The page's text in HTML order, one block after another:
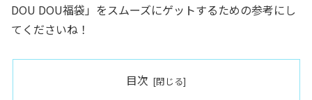
DOU DOU福袋」をスムーズにゲットするための参考にし
てくださいね！
目次